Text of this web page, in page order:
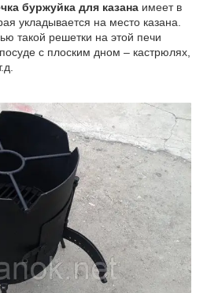
буржуйка для казана имеет в
укладывается на место казана.
такой решетки на этой печи
с плоским дном – кастрюлях,